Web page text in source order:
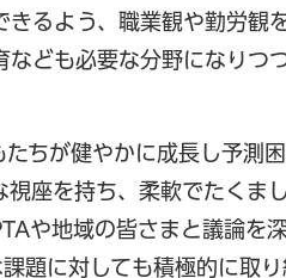
るよう、職業観や勤労観
ども必要な分野になりつ
ちが健やかに成長し予測
座を持ち、柔軟でたくま
や地域の皆さまと議論を
に対しても積極的に取り